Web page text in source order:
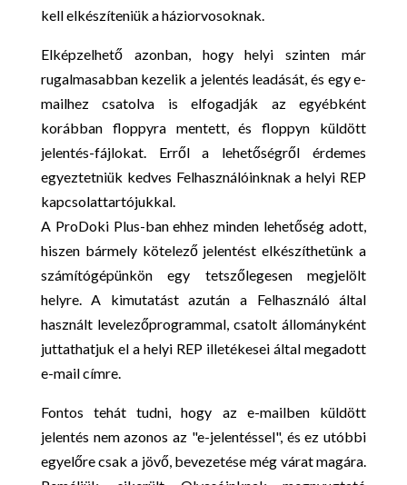
kell elkészíteniük a háziorvosoknak.
Elképzelhető azonban, hogy helyi szinten már
rugalmasabban kezelik a jelentés leadását, és egy e-
mailhez csatolva is elfogadják az egyébként
korábban floppyra mentett, és floppyn küldött
jelentés-fájlokat. Erről a lehetőségről érdemes
egyeztetniük kedves Felhasználóinknak a helyi REP
kapcsolattartójukkal.
A ProDoki Plus-ban ehhez minden lehetőség adott,
hiszen bármely kötelező jelentést elkészíthetünk a
számítógépünkön egy tetszőlegesen megjelölt
helyre. A kimutatást azután a Felhasználó által
használt levelezőprogrammal, csatolt állományként
juttathatjuk el a helyi REP illetékesei által megadott
e-mail címre.
Fontos tehát tudni, hogy az e-mailben küldött
jelentés nem azonos az "e-jelentéssel", és ez utóbbi
egyelőre csak a jövő, bevezetése még várat magára.